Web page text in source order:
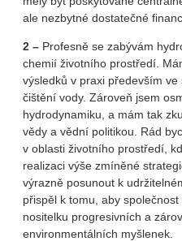
ale nezbytné dostatečné
2 – Profesně se zabývám
chemií životního prostředí.
výsledků v praxi především
čištění vody. Zároveň jsem
hydrodynamiku, a mám tak
vědy a vědní politikou. Rád
v oblasti životního prostředí,
realizaci výše zmíněné
výrazně posunout k
přispěl k tomu, aby
nositelku progresivních a
environmentálních myšlenek.